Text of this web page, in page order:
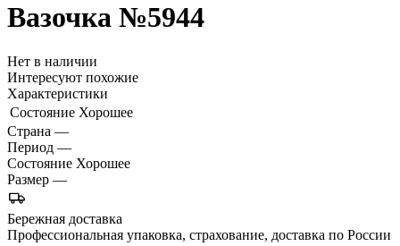
Вазочка №5944
Нет в наличии
Интересуют похожие
Характеристики
Состояние Хорошее
Страна —
Период —
Состояние Хорошее
Размер —
Бережная доставка
Профессиональная упаковка, страхование, доставка по России